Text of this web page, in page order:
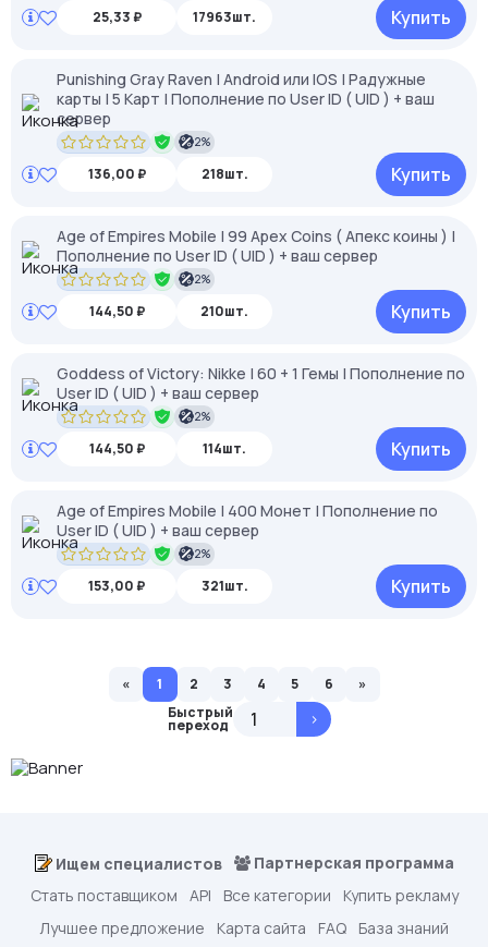
25,33 ₽ 17963шт. Купить
Punishing Gray Raven | Android или IOS | Радужные
карты | 5 Карт | Пополнение по User ID ( UID ) + ваш
сервер
2%
136,00 ₽ 218шт. Купить
Age of Empires Mobile | 99 Apex Coins ( Апекс коины ) |
Пополнение по User ID ( UID ) + ваш сервер
2%
144,50 ₽ 210шт. Купить
Goddess of Victory: Nikke | 60 + 1 Гемы | Пополнение по
User ID ( UID ) + ваш сервер
2%
144,50 ₽ 114шт. Купить
Age of Empires Mobile | 400 Монет | Пополнение по
User ID ( UID ) + ваш сервер
2%
153,00 ₽ 321шт. Купить
« 1 2 3 4 5 6
»
Быстрый
переход >
Ищем специалистов
Партнерская программа
Стать поставщиком
API Все категории
Купить рекламу
Лучшее предложение
Карта сайта FAQ База знаний